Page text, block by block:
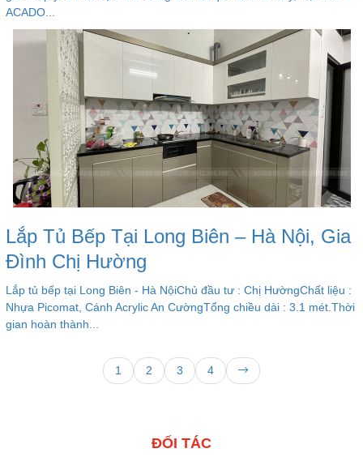
ACADO...
Lắp Tủ Bếp Tại Long Biên – Hà Nội, Gia
Đình Chị Hường
Lắp tủ bếp tại Long Biên - Hà NộiChủ đầu tư : Chị HườngChất liệu :
Nhựa Picomat, Cánh Acrylic An CườngTổng chiều dài : 3.1 mét.Thời
gian hoàn thành...
1 2 3 4
ĐỐI TÁC